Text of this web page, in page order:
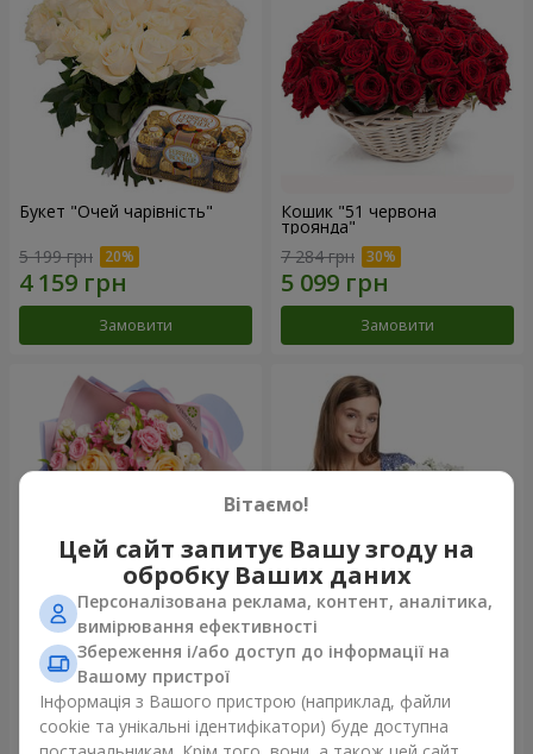
Букет "Очей чарівність"
5 199 грн
Замовити
Кошик "51 червона
троянда"
7 284 грн
Замовити
Букет "Казка мого життя"
2 732 грн
Замовити
Кошик "Янголятко"
Замовити
Вітаємо!
Цей сайт запитує Вашу згоду на
обробку Ваших даних
Персоналізована реклама, контент, аналітика,
вимірювання ефективності
Збереження і/або доступ до інформації на
Вашому пристрої
Інформація з Вашого пристрою (наприклад, файли
cookie та унікальні ідентифікатори) буде доступна